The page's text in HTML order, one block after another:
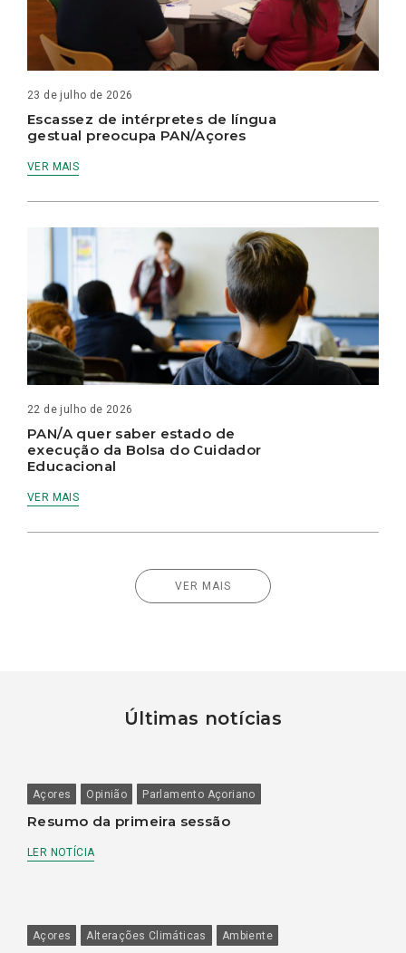
23 de julho de 2026
Escassez de intérpretes de língua
gestual preocupa PAN/Açores
VER MAIS
22 de julho de 2026
PAN/A quer saber estado de
execução da Bolsa do Cuidador
Educacional
VER MAIS
VER MAIS
Últimas notícias
Açores Opinião Parlamento Açoriano
Resumo da primeira sessão
LER NOTÍCIA
Açores Alterações Climáticas Ambiente